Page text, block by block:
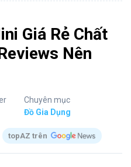
Giá Rẻ Chất
Nên
Chuyên mục
Đồ Gia Dụng
topAZ trên